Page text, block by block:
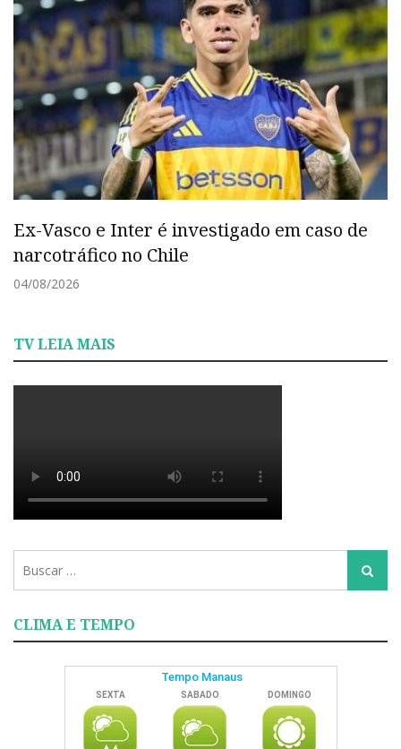
Ex-Vasco e Inter é investigado em caso de
narcotráfico no Chile
04/08/2026
TV LEIA MAIS
para:
Busca
CLIMA E TEMPO